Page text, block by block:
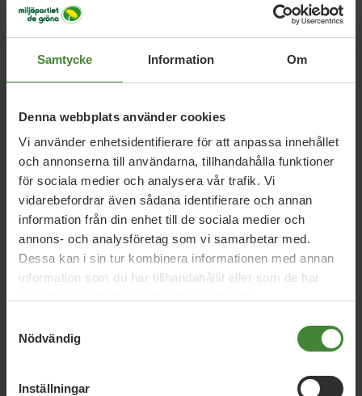
Samtycke Information Om
Denna webbplats använder cookies
Vi använder enhetsidentifierare för att anpassa innehållet
och annonserna till användarna, tillhandahålla funktioner
för sociala medier och analysera vår trafik. Vi
vidarebefordrar även sådana identifierare och annan
information från din enhet till de sociala medier och
annons- och analysföretag som vi samarbetar med.
Dessa kan i sin tur kombinera informationen med annan
information som du har tillhandahållit eller som de har
Nödvändig
Inställningar
Uppdrag med
Marcus
Sundin
Styrelsen Miljöpartiet
Västmanland
Caroline Närhi Fredrik Berggren
Ingela Kilholm
Lindström
Kerstin Åkesson
Marcus Sundin
Markus Lindgren